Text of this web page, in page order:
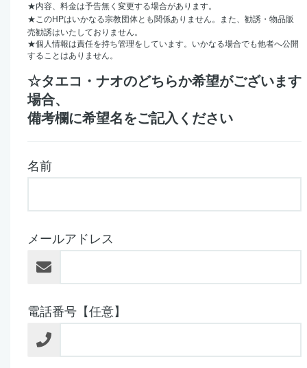
★内容、料金は予告無く変更する場合があります。
★このHPはいかなる宗教団体とも関係ありません。また、勧誘・物品販
売勧誘はいたしておりません。
★個人情報は責任を持ち管理をしています。いかなる場合でも他者へ公開
することはありません。
☆タエコ・ナオのどちらか希望がございます
場合、
備考欄に希望名をご記入ください
名前
メールアドレス
電話番号【任意】